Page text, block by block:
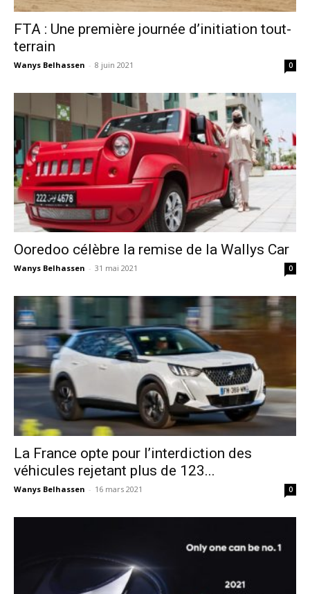
FTA : Une première journée d’initiation tout-
terrain
Wanys Belhassen - 8 juin 2021 0
Ooredoo célèbre la remise de la Wallys Car
Wanys Belhassen - 31 mai 2021 0
La France opte pour l’interdiction des
véhicules rejetant plus de 123...
Wanys Belhassen - 16 mars 2021 0